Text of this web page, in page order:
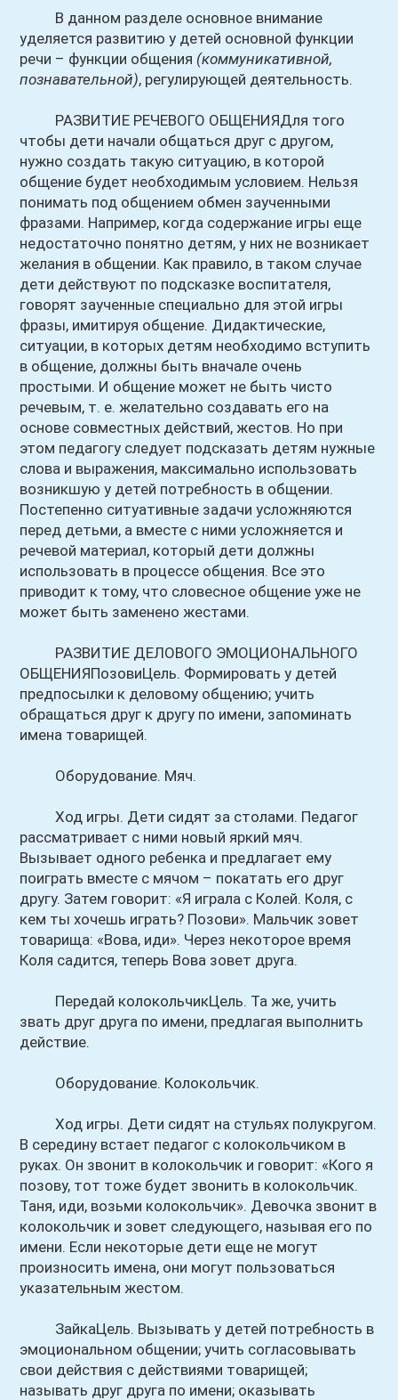
В данном разделе основное внимание
уделяется развитию у детей основной функции
речи – функции общения (коммуникативной,
познавательной), регулирующей деятельность.
РАЗВИТИЕ РЕЧЕВОГО ОБЩЕНИЯДля того
чтобы дети начали общаться друг с другом,
нужно создать такую ситуацию, в которой
общение будет необходимым условием. Нельзя
понимать под общением обмен заученными
фразами. Например, когда содержание игры еще
недостаточно понятно детям, у них не возникает
желания в общении. Как правило, в таком случае
дети действуют по подсказке воспитателя,
говорят заученные специально для этой игры
фразы, имитируя общение. Дидактические,
ситуации, в которых детям необходимо вступить
в общение, должны быть вначале очень
простыми. И общение может не быть чисто
речевым, т. е. желательно создавать его на
основе совместных действий, жестов. Но при
этом педагогу следует подсказать детям нужные
слова и выражения, максимально использовать
возникшую у детей потребность в общении.
Постепенно ситуативные задачи усложняются
перед детьми, а вместе с ними усложняется и
речевой материал, который дети должны
использовать в процессе общения. Все это
приводит к тому, что словесное общение уже не
может быть заменено жестами.
РАЗВИТИЕ ДЕЛОВОГО ЭМОЦИОНАЛЬНОГО
ОБЩЕНИЯПозовиЦель. Формировать у детей
предпосылки к деловому общению; учить
обращаться друг к другу по имени, запоминать
имена товарищей.
Оборудование. Мяч.
Ход игры. Дети сидят за столами. Педагог
рассматривает с ними новый яркий мяч.
Вызывает одного ребенка и предлагает ему
поиграть вместе с мячом – покатать его друг
другу. Затем говорит: «Я играла с Колей. Коля, с
кем ты хочешь играть? Позови». Мальчик зовет
товарища: «Вова, иди». Через некоторое время
Коля садится, теперь Вова зовет друга.
Передай колокольчикЦель. Та же, учить
звать друг друга по имени, предлагая выполнить
действие.
Оборудование. Колокольчик.
Ход игры. Дети сидят на стульях полукругом.
В середину встает педагог с колокольчиком в
руках. Он звонит в колокольчик и говорит: «Кого я
позову, тот тоже будет звонить в колокольчик.
Таня, иди, возьми колокольчик». Девочка звонит в
колокольчик и зовет следующего, называя его по
имени. Если некоторые дети еще не могут
произносить имена, они могут пользоваться
указательным жестом.
ЗайкаЦель. Вызывать у детей потребность в
эмоциональном общении; учить согласовывать
свои действия с действиями товарищей;
называть друг друга по имени; оказывать